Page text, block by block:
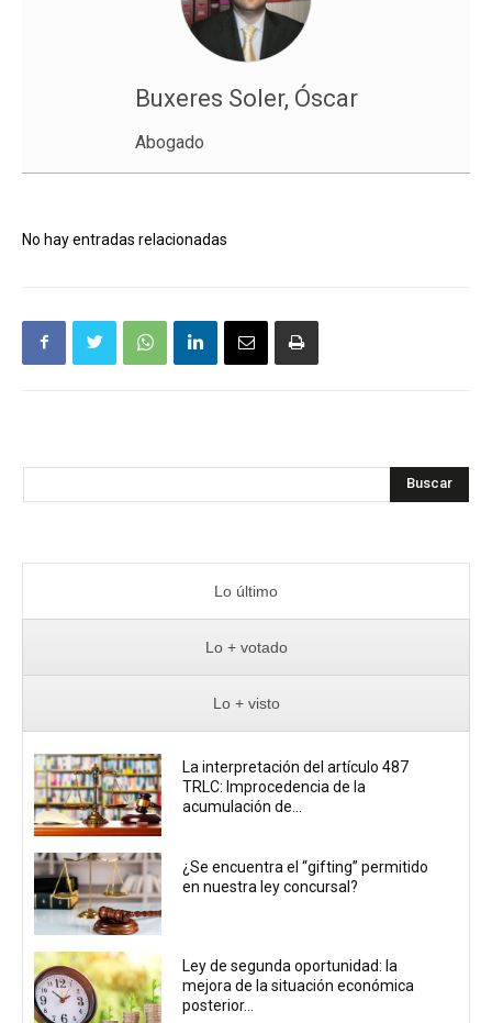
Buxeres Soler, Óscar
Abogado
No hay entradas relacionadas
Buscar
Lo último
Lo + votado
Lo + visto
La interpretación del artículo 487
TRLC: Improcedencia de la
acumulación de...
¿Se encuentra el “gifting” permitido
en nuestra ley concursal?
Ley de segunda oportunidad: la
mejora de la situación económica
posterior...